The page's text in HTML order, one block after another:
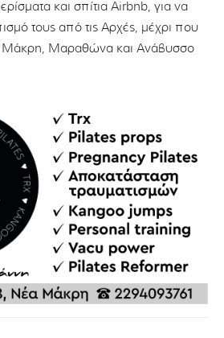
και σπίτια Airbnb, για να
τους από τις Αρχές, μέχρι που
Μάκρη, Μαραθώνα και Ανάβυσσο